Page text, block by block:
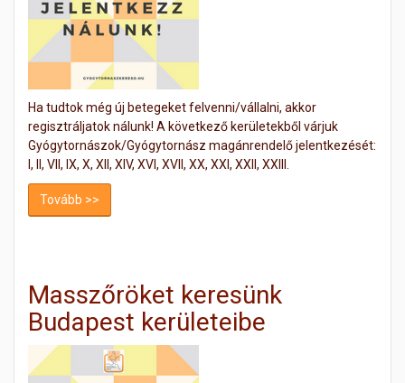
Ha tudtok még új betegeket felvenni/vállalni, akkor
regisztráljatok nálunk! A következő kerületekből várjuk
Gyógytornászok/Gyógytornász magánrendelő jelentkezését:
I, II, VII, IX, X, XII, XIV, XVI, XVII, XX, XXI, XXII, XXIII.
Tovább >>
Masszőröket keresünk
Budapest kerületeibe